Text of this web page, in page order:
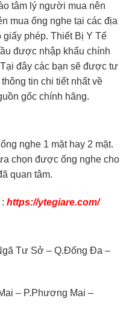
tâm lý người mua nên
mua ống nghe tại các địa
giấy phép. Thiết Bị Y Tế
được nhập khẩu chính
đây các bạn sẽ được tư
tin chi tiết nhất về
gốc chính hãng.
nghe 1 mặt hay 2 mặt.
chọn được ống nghe cho
quan tâm.
https://ytegiare.com/
Tư Sở – Q.Đống Đa –
– P.Phương Mai –